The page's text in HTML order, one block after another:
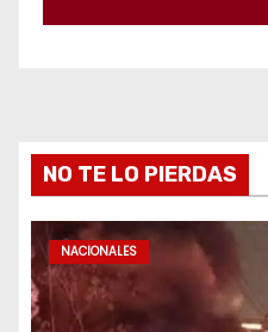
NO TE LO PIERDAS
NACIONALES